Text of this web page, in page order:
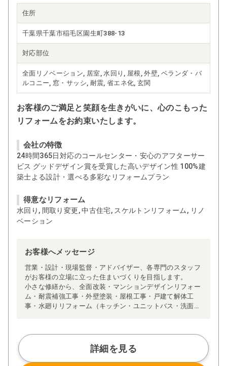
住所
千葉県千葉市稲毛区園生町388-13
対応部位
全面リノベーション, 居室, 水回り, 屋根, 外壁, ベランダ・バ
ルコニー, 窓・サッシ, 耐震, 省エネ化, 玄関
お客様のご満足と笑顔を生きがいに、心のこもった
リフォームをお約束いたします。
会社の特徴
24時間365日対応のコールセンター・安心のアフターサー
ビス グッドデザイン賞を受賞した高いデザイン性 100%建
築士よる設計・選べる多彩なリフォームプラン
得意なリフォーム
水回り, 間取り変更, 中古住宅, スケルトンリフォーム, リノ
ベーション
お客様へメッセージ
営業・設計・現場監督・アドバイザー、各専門のスタッフ
がお客様の立場に立った住まいづくりを目指します。
小さな修繕から、全面改装・マンションデザインリフォー
ム・耐震補強工事・外壁塗装・屋根工事・戸建て解体工
事・水廻りリフォーム（キッチン・ユニットバス・洗面化
詳細を見る